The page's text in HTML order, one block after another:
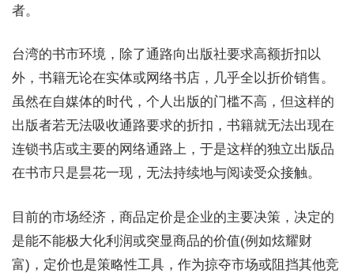
者。
台湾的书市环境，除了通路向出版社要求高额折扣以
外，书籍无论在实体或网络书店，几乎全以折价销售。
虽然在自媒体的时代，个人出版的门槛不高，但这样的
出版者若无法吸收通路要求的折扣，书籍就无法出现在
连锁书店或主要的网络通路上，于是这样的独立出版品
在书市只是昙花一现，无法持续地与阅读受众接触。
目前的市场经济，商品定价是企业的主要决策，决定的
是能不能极大化利润或突显商品的价值(例如炫耀财
富)，定价也是策略性工具，作为掠夺市场或阻挡其他竞